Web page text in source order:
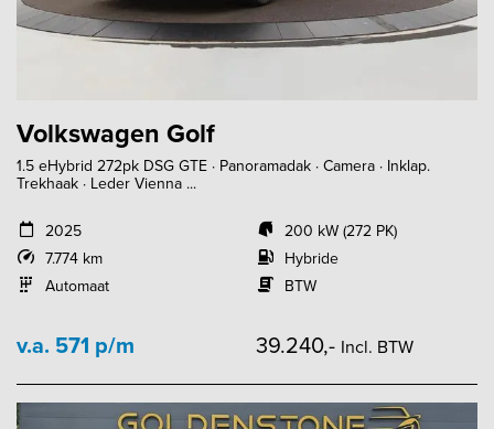
Volkswagen Golf
1.5 eHybrid 272pk DSG GTE · Panoramadak · Camera · Inklap.
Trekhaak · Leder Vienna ...
2025
7.774 km
Automaat
200 kW (272 PK)
Hybride
BTW
v.a. 571 p/m 39.240,- Incl. BTW